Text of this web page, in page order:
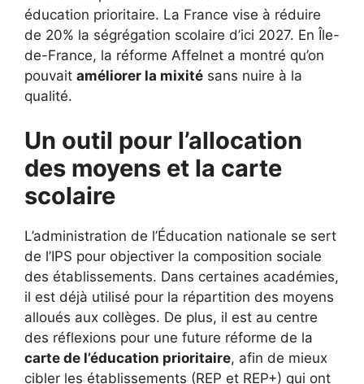
éducation prioritaire. La France vise à réduire
de 20% la ségrégation scolaire d’ici 2027. En Île-
de-France, la réforme Affelnet a montré qu’on
pouvait améliorer la mixité sans nuire à la
qualité.
Un outil pour l’allocation
des moyens et la carte
scolaire
L’administration de l’Éducation nationale se sert
de l’IPS pour objectiver la composition sociale
des établissements. Dans certaines académies,
il est déjà utilisé pour la répartition des moyens
alloués aux collèges. De plus, il est au centre
des réflexions pour une future réforme de la
carte de l’éducation prioritaire, afin de mieux
cibler les établissements (REP et REP+) qui ont